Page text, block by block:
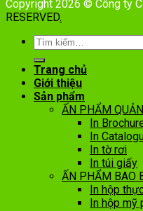
Copyright 2026 © Công ty
RESERVED.
Trang chủ
Giới thiệu
Sản phẩm
ẤN PHẨM
In
In
In tờ rơi
In túi giấy
ẤN PHẨM BAO
In hộp
In hộp mỹ